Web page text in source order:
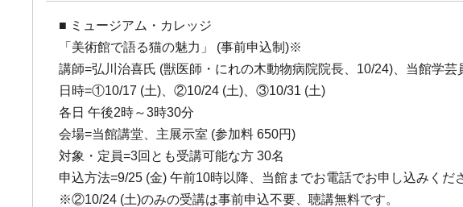
■ ミュージアム・カレッジ
「美術館で語る猫の魅力」 (事前申込制)※
講師=弘川治喜氏 (獣医師・にれの木動物病院院長、10/24)、当館学芸
日時=①10/17 (土)、②10/24 (土)、③10/31 (土)
各日 午後2時～3時30分
会場=当館講堂、主展示室 (参加料 650円)
対象・定員=3回とも受講可能な方 30名
申込方法=9/25 (金) 午前10時以降、当館までお電話でお申し込みくだ
※②10/24 (土)のみの受講は事前申込不要、聴講無料です。